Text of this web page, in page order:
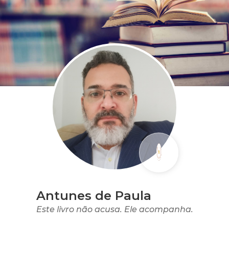
Antunes de Paula
Este livro não acusa. Ele acompanha.